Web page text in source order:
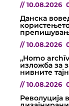
// 10.08.2026
Данска
// 10.08.2026
„Homo
изложба за
нивните
// 10.08.2026
Револуција